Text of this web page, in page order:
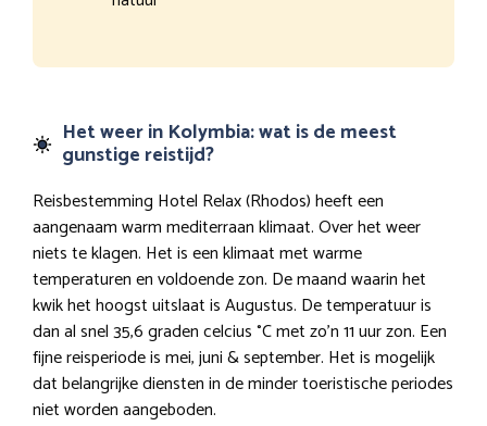
Het weer in Kolymbia: wat is de meest
gunstige reistijd?
Reisbestemming Hotel Relax (Rhodos) heeft een
aangenaam warm mediterraan klimaat. Over het weer
niets te klagen. Het is een klimaat met warme
temperaturen en voldoende zon. De maand waarin het
kwik het hoogst uitslaat is Augustus. De temperatuur is
dan al snel 35,6 graden celcius °C met zo’n 11 uur zon. Een
fijne reisperiode is mei, juni & september. Het is mogelijk
dat belangrijke diensten in de minder toeristische periodes
niet worden aangeboden.